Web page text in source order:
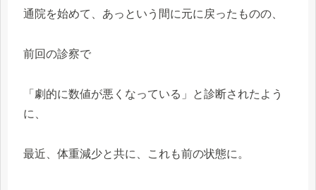
通院を始めて、あっという間に元に戻ったものの、
前回の診察で
「劇的に数値が悪くなっている」と診断されたよう
に、
最近、体重減少と共に、これも前の状態に。